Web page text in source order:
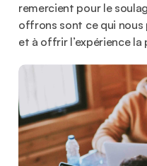
remercient pour le
offrons sont ce qui
et à offrir l’expérience